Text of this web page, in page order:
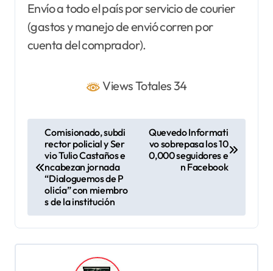
Envío a todo el país por servicio de courier
(gastos y manejo de envió corren por
cuenta del comprador).
Views Totales 34
a
c
Comisionado, subdi
rector policial y Ser
vio Tulio Castaños e
ncabezan jornada
“Dialoguemos de P
olicía” con miembro
s de la institución
Quevedo Informati
vo sobrepasa los 10
0,000 seguidores e
n Facebook